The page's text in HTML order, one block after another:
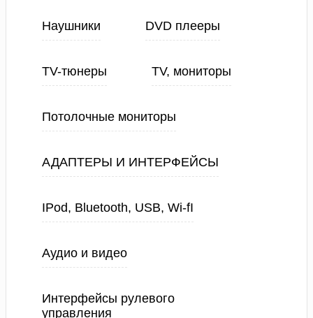
Наушники DVD плееры
TV-тюнеры TV, мониторы
Потолочные мониторы
АДАПТЕРЫ И ИНТЕРФЕЙСЫ
IPod, Bluetooth, USB, Wi-fI
Аудио и видео
Интерфейсы рулевого
управления